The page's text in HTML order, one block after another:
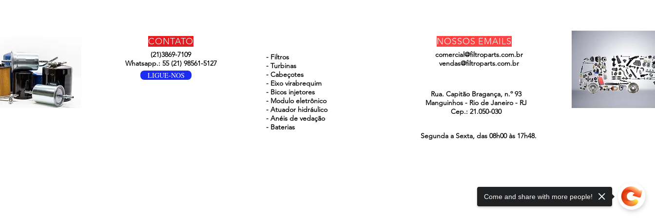
CONTATO
(21)3869-7109
Whatsapp.: 55 (21) 98561-5127
LIGUE-NOS
- Filtros
- Turbinas
- Cabeçotes
- Eixo virabrequim
- Bicos injetores
- Modulo eletrônico
- Atuador hidráulico
- Anéis de vedação
- Baterias
NOSSOS EMAILS
comercial@filtroparts.com.br
vendas@filtroparts.com.br
Rua. Capitão Bragança, n.º 93
Manguinhos - Rio de Janeiro - RJ
Cep.: 21.050-030
Segunda a Sexta, das 08h00 às 17h48.
Come and share with more people!